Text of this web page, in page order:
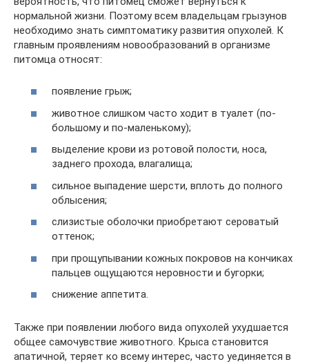
нормальной жизни. Поэтому всем владельцам грызунов
необходимо знать симптоматику развития опухолей. К
главным проявлениям новообразований в организме
питомца относят:
появление грыж;
животное слишком часто ходит в туалет (по-
большому и по-маленькому);
выделение крови из ротовой полости, носа,
заднего прохода, влагалища;
сильное выпадение шерсти, вплоть до полного
облысения;
слизистые оболочки приобретают сероватый
оттенок;
при прощупывании кожных покровов на кончиках
пальцев ощущаются неровности и бугорки;
снижение аппетита.
Также при появлении любого вида опухолей ухудшается
общее самочувствие животного. Крыса становится
апатичной, теряет ко всему интерес, часто уединяется в